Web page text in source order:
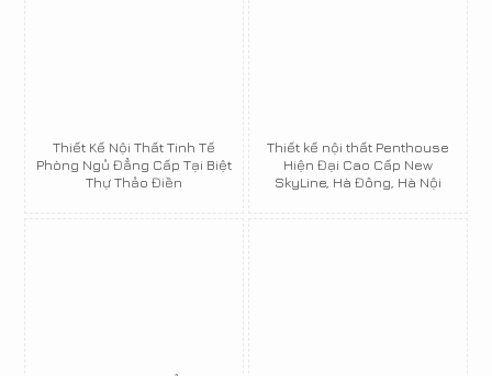
Thiết Kế Nội Thất Tinh Tế
Phòng Ngủ Đẳng Cấp Tại Biệt
Thự Thảo Điền
Thiết kế nội thất Penthouse
Hiện Đại Cao Cấp New
SkyLine, Hà Đông, Hà Nội